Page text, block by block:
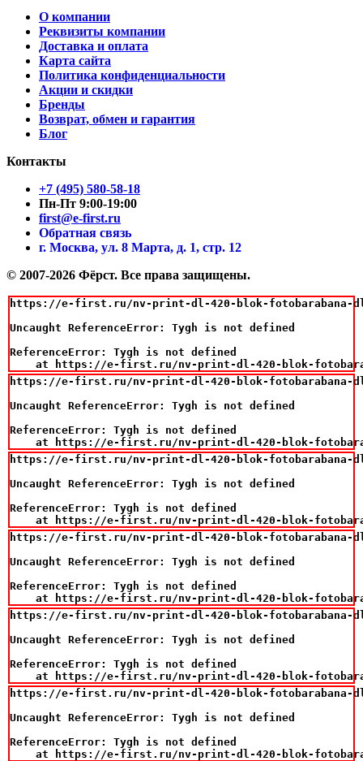
О компании
Реквизиты компании
Доставка и оплата
Карта сайта
Политика конфиденциальности
Акции и скидки
Бренды
Возврат, обмен и гарантия
Блог
Контакты
+7 (495) 580-58-18
Пн-Пт 9:00-19:00
first@e-first.ru
Обратная связь
г. Москва, ул. 8 Марта, д. 1, стр. 12
© 2007-2026 Фёрст. Все права защищены.
https://e-first.ru/nv-print-dl-420-blok-fotobarabana-dlya-
Uncaught ReferenceError: Tygh is not defined
ReferenceError: Tygh is not defined
at https://e-first.ru/nv-print-dl-420-blok-
https://e-first.ru/nv-print-dl-420-blok-fotobarabana-dlya-
Uncaught ReferenceError: Tygh is not defined
ReferenceError: Tygh is not defined
at https://e-first.ru/nv-print-dl-420-blok-
https://e-first.ru/nv-print-dl-420-blok-fotobarabana-dlya-
Uncaught ReferenceError: Tygh is not defined
ReferenceError: Tygh is not defined
at https://e-first.ru/nv-print-dl-420-blok-
https://e-first.ru/nv-print-dl-420-blok-fotobarabana-dlya-
Uncaught ReferenceError: Tygh is not defined
ReferenceError: Tygh is not defined
at https://e-first.ru/nv-print-dl-420-blok-
https://e-first.ru/nv-print-dl-420-blok-fotobarabana-dlya-
Uncaught ReferenceError: Tygh is not defined
ReferenceError: Tygh is not defined
at https://e-first.ru/nv-print-dl-420-blok-
https://e-first.ru/nv-print-dl-420-blok-fotobarabana-dlya-
Uncaught ReferenceError: Tygh is not defined
ReferenceError: Tygh is not defined
at https://e-first.ru/nv-print-dl-420-blok-